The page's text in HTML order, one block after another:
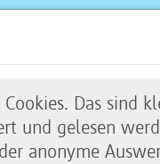
Das sind
und gelesen
anonyme